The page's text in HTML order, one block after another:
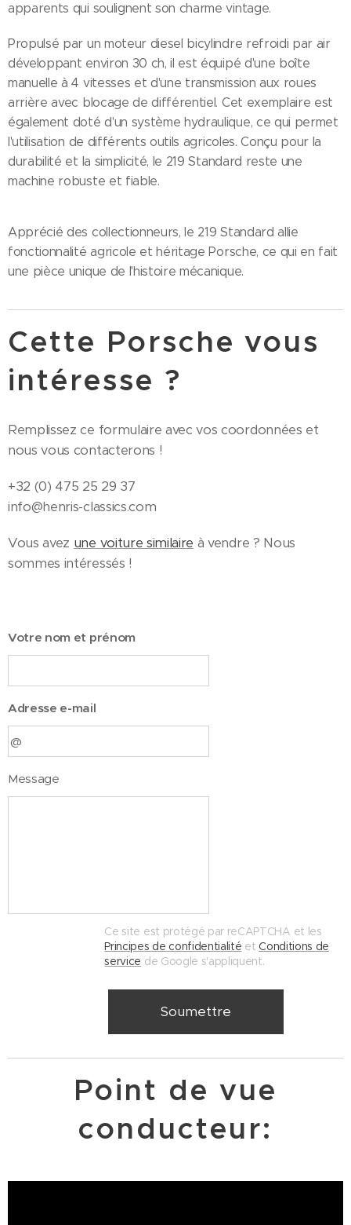
apparents qui soulignent son charme vintage.
Propulsé par un moteur diesel bicylindre refroidi par air
développant environ 30 ch, il est équipé d'une boîte
manuelle à 4 vitesses et d'une transmission aux roues
arrière avec blocage de différentiel. Cet exemplaire est
également doté d'un système hydraulique, ce qui permet
l'utilisation de différents outils agricoles. Conçu pour la
durabilité et la simplicité, le 219 Standard reste une
machine robuste et fiable.
Apprécié des collectionneurs, le 219 Standard allie
fonctionnalité agricole et héritage Porsche, ce qui en fait
une pièce unique de l'histoire mécanique.
Cette Porsche vous
intéresse ?
Remplissez ce formulaire avec vos coordonnées et
nous vous contacterons !
+32 (0) 475 25 29 37
info@henris-classics.com
Vous avez une voiture similaire à vendre ? Nous
sommes intéressés !
Votre nom et prénom
Adresse e-mail
Message
Ce site est protégé par reCAPTCHA et les
Principes de confidentialité et Conditions de
service de Google s'appliquent.
Soumettre
Point de vue
conducteur: